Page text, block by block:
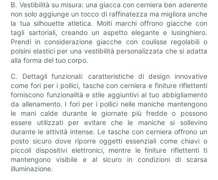
B. Vestibilità su misura: una giacca con cerniera ben aderente
non solo aggiunge un tocco di raffinatezza ma migliora anche
la tua silhouette atletica. Molti marchi offrono giacche con
tagli sartoriali, creando un aspetto elegante e lusinghiero.
Prendi in considerazione giacche con coulisse regolabili o
polsini elastici per una vestibilità personalizzata che si adatta
alla forma del tuo corpo.
C. Dettagli funzionali: caratteristiche di design innovative
come fori per i pollici, tasche con cerniera e finiture riflettenti
forniscono funzionalità e stile aggiuntivi al tuo abbigliamento
da allenamento. I fori per i pollici nelle maniche mantengono
le mani calde durante le giornate più fredde o possono
essere utilizzati per evitare che le maniche si sollevino
durante le attività intense. Le tasche con cerniera offrono un
posto sicuro dove riporre oggetti essenziali come chiavi o
piccoli dispositivi elettronici, mentre le finiture riflettenti ti
mantengono visibile e al sicuro in condizioni di scarsa
illuminazione.